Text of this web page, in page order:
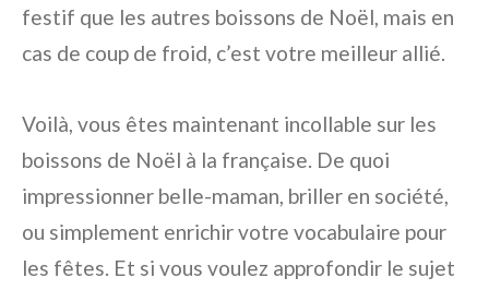
festif que les autres boissons de Noël, mais en
cas de coup de froid, c’est votre meilleur allié.
Voilà, vous êtes maintenant incollable sur les
boissons de Noël à la française. De quoi
impressionner belle-maman, briller en société,
ou simplement enrichir votre vocabulaire pour
les fêtes. Et si vous voulez approfondir le sujet